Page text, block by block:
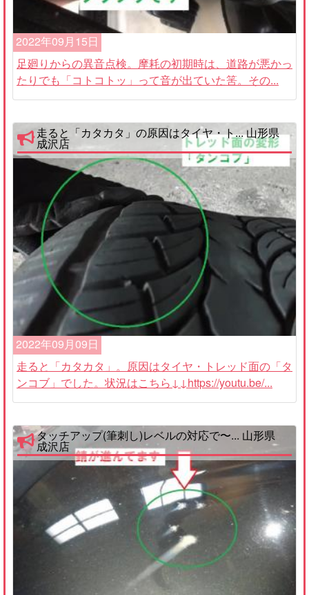
2022年09月15日
足廻りからの異音点検。摩耗の初期時は、道路が悪かっ
たりでも「コトコトッ」って音が出ていた筈。その...
走ると「カタカタ」の原因はタイヤ・ト... 山形県
成沢店
2022年09月09日
走ると「カタカタ」。原因はタイヤ・トレッド面の「タ
ンコブ」でした。状況はこちら↓↓https://youtu.be/...
タッチアップ(筆刺し)レベルの対応で〜... 山形県
成沢店